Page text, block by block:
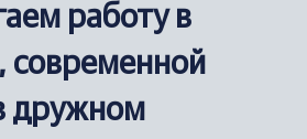
работу в
современной
дружном